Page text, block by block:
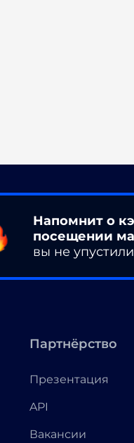
Напомнит о
посещении
вы не
Партнёрство
Презентация
API
Вакансии